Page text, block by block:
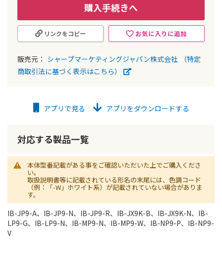
購入手続きへ
お気に入りに追加
リンクをコピー
販売元： シャープマーケティングジャパン株式会社
（特定
商取引法に基づく表示はこちら）
アプリで見る アプリをダウンロードする
対応する製品一覧
本体型番記載がある事をご確認いただいた上でご購入くださ
い。
取扱説明書等に記載されている形名の末尾には、色調コード
（例：「-W」ホワイト系）が記載されていない場合がありま
す。
IB-JP9-A、IB-JP9-N、IB-JP9-R、IB-JX9K-B、IB-JX9K-N、IB-
LP9-G、IB-LP9-N、IB-MP9-N、IB-MP9-W、IB-NP9-P、IB-NP9-
V